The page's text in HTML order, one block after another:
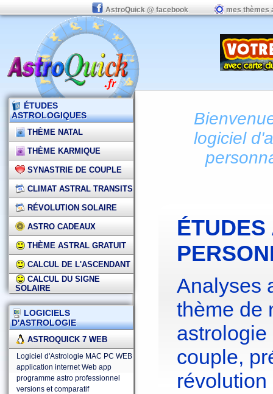
AstroQuick @ facebook mes thèmes
ÉTUDES
ASTROLOGIQUES
THÈME NATAL
THÈME KARMIQUE
SYNASTRIE DE COUPLE
CLIMAT ASTRAL TRANSITS
RÉVOLUTION SOLAIRE
ASTRO CADEAUX
THÈME ASTRAL GRATUIT
CALCUL DE L'ASCENDANT
CALCUL DU SIGNE
SOLAIRE
LOGICIELS
D'ASTROLOGIE
ASTROQUICK 7 WEB
Logiciel d'Astrologie MAC PC WEB
application internet Web app
programme astro professionnel
versions et comparatif
logiciel
Analyses
thème de
couple,